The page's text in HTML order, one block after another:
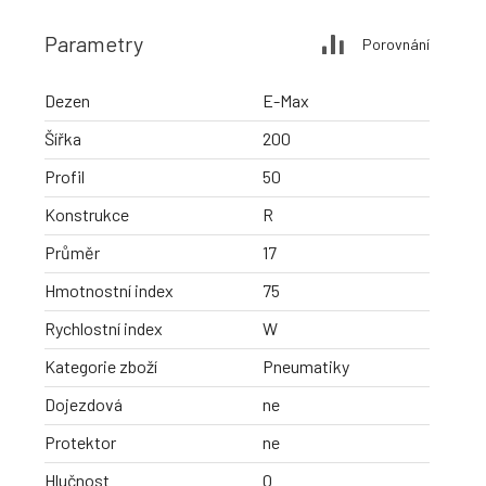
Parametry Porovnání
Dezen
E-Max
Šířka
200
Profil
50
Konstrukce
R
Průměr
17
Hmotnostní index
75
Rychlostní index
W
Kategorie zboží
Pneumatiky
Dojezdová
ne
Protektor
ne
Hlučnost
0